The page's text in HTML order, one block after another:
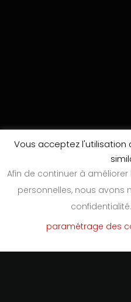
Vous acceptez
Afin de continuer à
personnelles, nous avons
confidentialité.
paramétrage des